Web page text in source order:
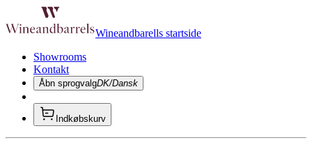
Wineandbarells startside
Showrooms
Kontakt
Åbn sprogvalgDK/Dansk
Indkøbskurv